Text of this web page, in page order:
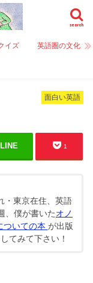
search
イズ 英語圏の文化
面白い英語
LINE 1
・東京在住、英語
、僕が書いたオノ
ついての本 が出版
てみて下さい！